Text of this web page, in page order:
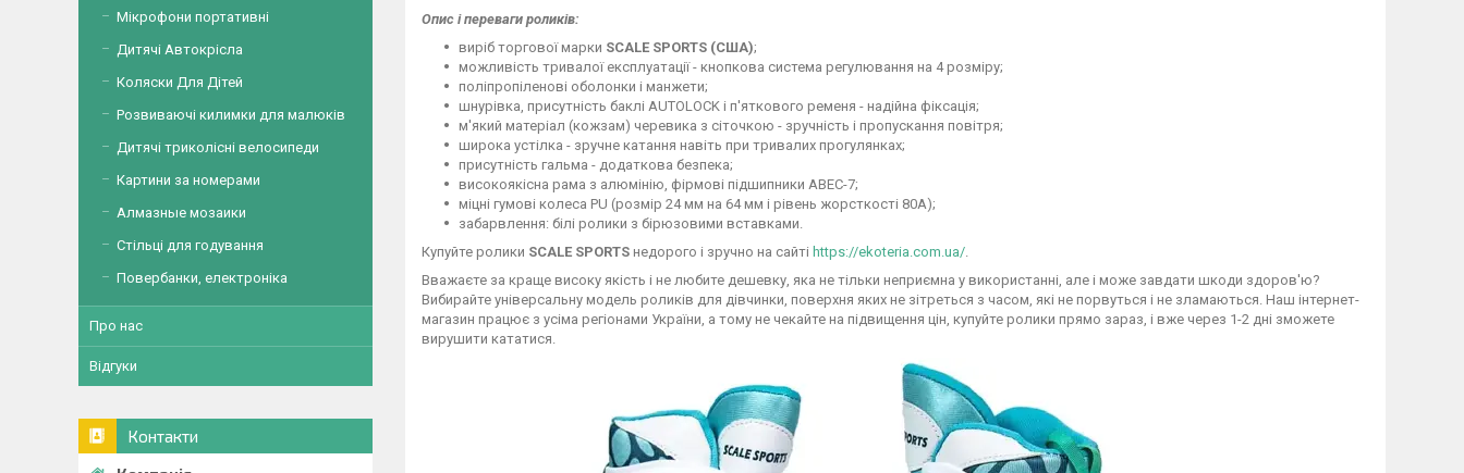
Опис і переваги роликів:
виріб торгової марки SCALE SPORTS (США);
можливість тривалої експлуатації - кнопкова система регулювання на 4 розміру;
поліпропіленові оболонки і манжети;
шнурівка, присутність баклі AUTОLOCK і п'яткового ременя - надійна фіксація;
м'який матеріал (кожзам) черевика з сіточкою - зручність і пропускання повітря;
широка устілка - зручне катання навіть при тривалих прогулянках;
присутність гальма - додаткова безпека;
високоякісна рама з алюмінію, фірмові підшипники ABEC-7;
міцні гумові колеса PU (розмір 24 мм на 64 мм і рівень жорсткості 80А);
забарвлення: білі ролики з бірюзовими вставками.
Купуйте ролики SCALE SPORTS недорого і зручно на сайті https://ekoteria.com.ua/
Вважаєте за краще високу якість і не любите дешевку, яка не тільки неприємна у використанні, але і може завдати шкоди здоров'ю?
Вибирайте універсальну модель роликів для дівчинки, поверхня яких не зітреться з часом, які не порвуться і не зламаються. Наш інтернет-
магазин працює з усіма регіонами України, а тому не чекайте на підвищення цін, купуйте ролики прямо зараз, і вже через 1-2 дні зможете
вирушити кататися.
Мікрофони портативні
Дитячі Автокрісла
Коляски Для Дітей
Розвиваючі килимки для малюків
Дитячі триколісні велосипеди
Картини за номерами
Алмазные мозаики
Стільці для годування
Повербанки, електроніка
Про нас
Відгуки
Контакти